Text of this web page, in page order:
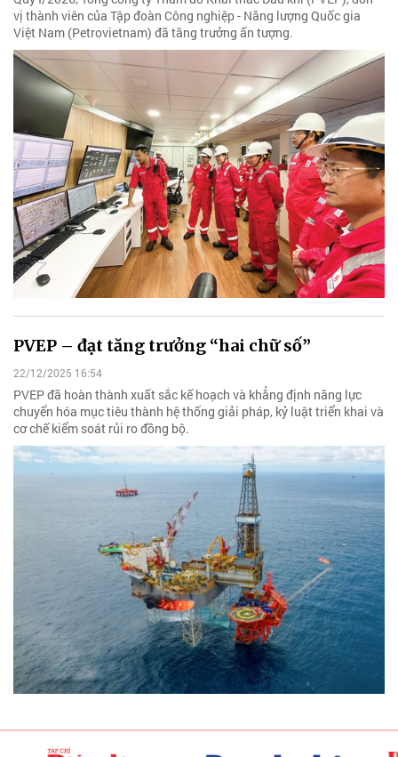
vị thành viên của Tập đoàn Công nghiệp - Năng lượng Quốc gia
Việt Nam (Petrovietnam) đã tăng trưởng ấn tượng.
PVEP – đạt tăng trưởng “hai chữ số”
22/12/2025 16:54
PVEP đã hoàn thành xuất sắc kế hoạch và khẳng định năng lực
chuyển hóa mục tiêu thành hệ thống giải pháp, kỷ luật triển khai và
cơ chế kiểm soát rủi ro đồng bộ.